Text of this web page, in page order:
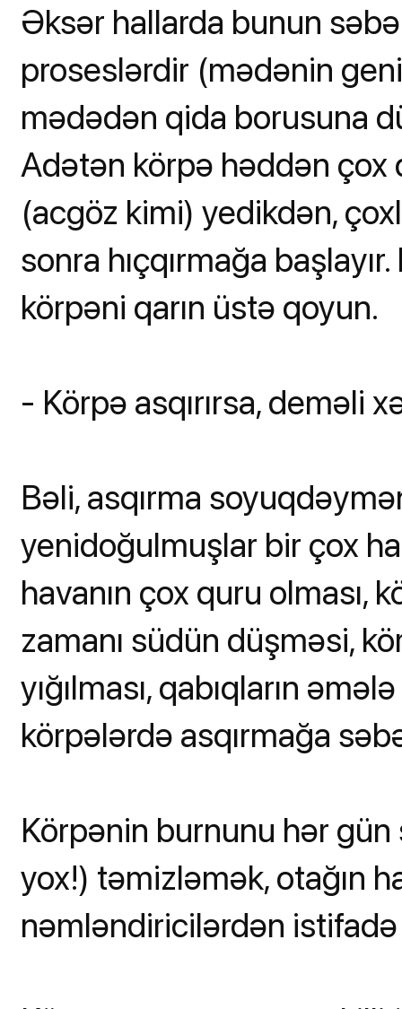
Əksər hallarda bunun
proseslərdir (mədənin
mədədən qida borusuna
Adətən körpə həddən
(acgöz kimi) yedikdən,
sonra hıçqırmağa
körpəni qarın üstə qoyun.
- Körpə asqırırsa, deməli
Bəli, asqırma
yenidoğulmuşlar bir çox
havanın çox quru olması,
zamanı südün düşməsi,
yığılması, qabıqların
körpələrdə asqırmağa
Körpənin burnunu hər
yox!) təmizləmək, otağın
nəmləndiricilərdən istifadə